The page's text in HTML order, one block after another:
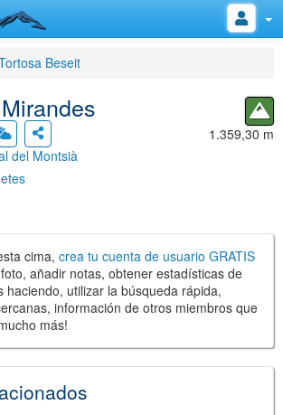
Beseit
del Montsià
1.359,30 m
cima, crea tu cuenta de usuario GRATIS
añadir notas, obtener estadísticas de
haciendo, utilizar la búsqueda rápida,
información de otros miembros que
más!